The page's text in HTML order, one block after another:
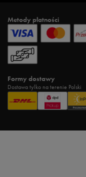
Metody płatności
Formy dostawy
Dostawa tylko na terenie Polski